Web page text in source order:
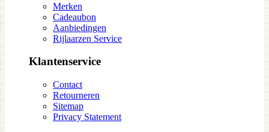
Merken
Cadeaubon
Aanbiedingen
Rijlaarzen Service
Klantenservice
Contact
Retourneren
Sitemap
Privacy Statement